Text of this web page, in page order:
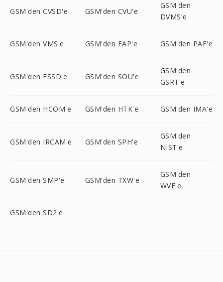
GSM'den CVSD'e GSM'den CVU'e
GSM'den
DVMS'e
GSM'den VMS'e GSM'den FAP'e GSM'den PAF'e
GSM'den FSSD'e GSM'den SOU'e
GSM'den
GSRT'e
GSM'den HCOM'e GSM'den HTK'e GSM'den IMA'e
GSM'den IRCAM'e GSM'den SPH'e
GSM'den
NIST'e
GSM'den SMP'e GSM'den TXW'e
GSM'den
WVE'e
GSM'den SD2'e